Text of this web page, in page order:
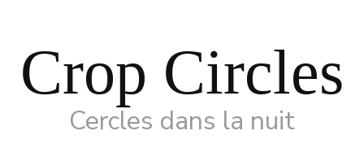
Crop Circles
Cercles dans la nuit